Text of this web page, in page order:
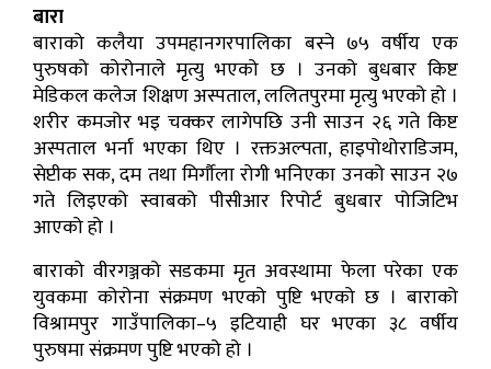
बारा
बाराको कलैया उपमहानगरपालिका बस्ने ७५ वर्षीय एक
पुरुषको कोरोनाले मृत्यु भएको छ । उनको बुधबार किष्ट
मेडिकल कलेज शिक्षण अस्पताल, ललितपुरमा मृत्यु भएको हो ।
शरीर कमजोर भइ चक्कर लागेपछि उनी साउन २६ गते किष्ट
अस्पताल भर्ना भएका थिए । रक्तअल्पता, हाइपोथोराडिजम,
सेप्टीक सक, दम तथा मिर्गौला रोगी भनिएका उनको साउन २७
गते लिइएको स्वाबको पीसीआर रिपोर्ट बुधबार पोजिटिभ
आएको हो ।
बाराको वीरगञ्जको सडकमा मृत अवस्थामा फेला परेका एक
युवकमा कोरोना संक्रमण भएको पुष्टि भएको छ । बाराको
विश्रामपुर गाउँपालिका–५ इटियाही घर भएका ३८ वर्षीय
पुरुषमा संक्रमण पुष्टि भएको हो ।